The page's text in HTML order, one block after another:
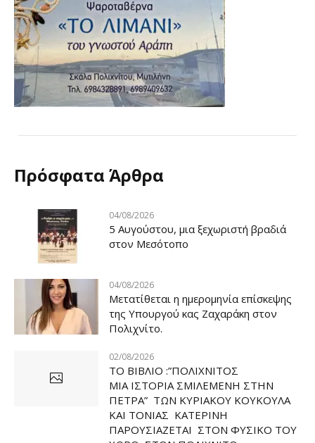
Πρόσφατα Άρθρα
04/08/2026
5 Αυγούστου, μια ξεχωριστή βραδιά
στον Μεσότοπο
04/08/2026
Μετατίθεται η ημερομηνία επίσκεψης
της Υπουργού κας Ζαχαράκη στον
Πολιχνίτο.
02/08/2026
ΤΟ ΒΙΒΛΙΟ :”ΠΟΛΙΧΝΙΤΟΣ
ΜΙΑ ΙΣΤΟΡΙΑ ΣΜΙΛΕΜΕΝΗ ΣΤΗΝ
ΠΕΤΡΑ” ΤΩΝ ΚΥΡΙΑΚΟΥ ΚΟΥΚΟΥΛΑ
ΚΑΙ ΤΟΝΙΑΣ ΚΑΤΕΡΙΝΗ
ΠΑΡΟΥΣΙΑΖΕΤΑΙ ΣΤΟΝ ΦΥΣΙΚΟ ΤOY